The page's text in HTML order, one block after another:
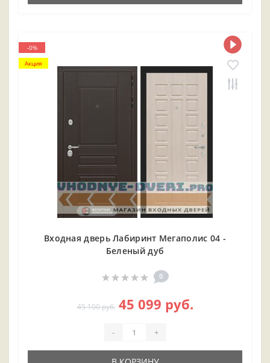
-0%
Акция
Входная дверь Лабиринт Мегаполис 04 -
Беленый дуб
0
45 100 руб. 45 099 руб.
- +